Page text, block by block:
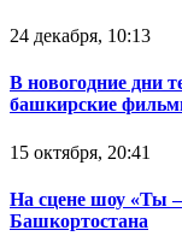
24 декабря, 10:13
В новогодние дни
башкирские
15 октября, 20:41
На сцене шоу «Ты
Башкортостана